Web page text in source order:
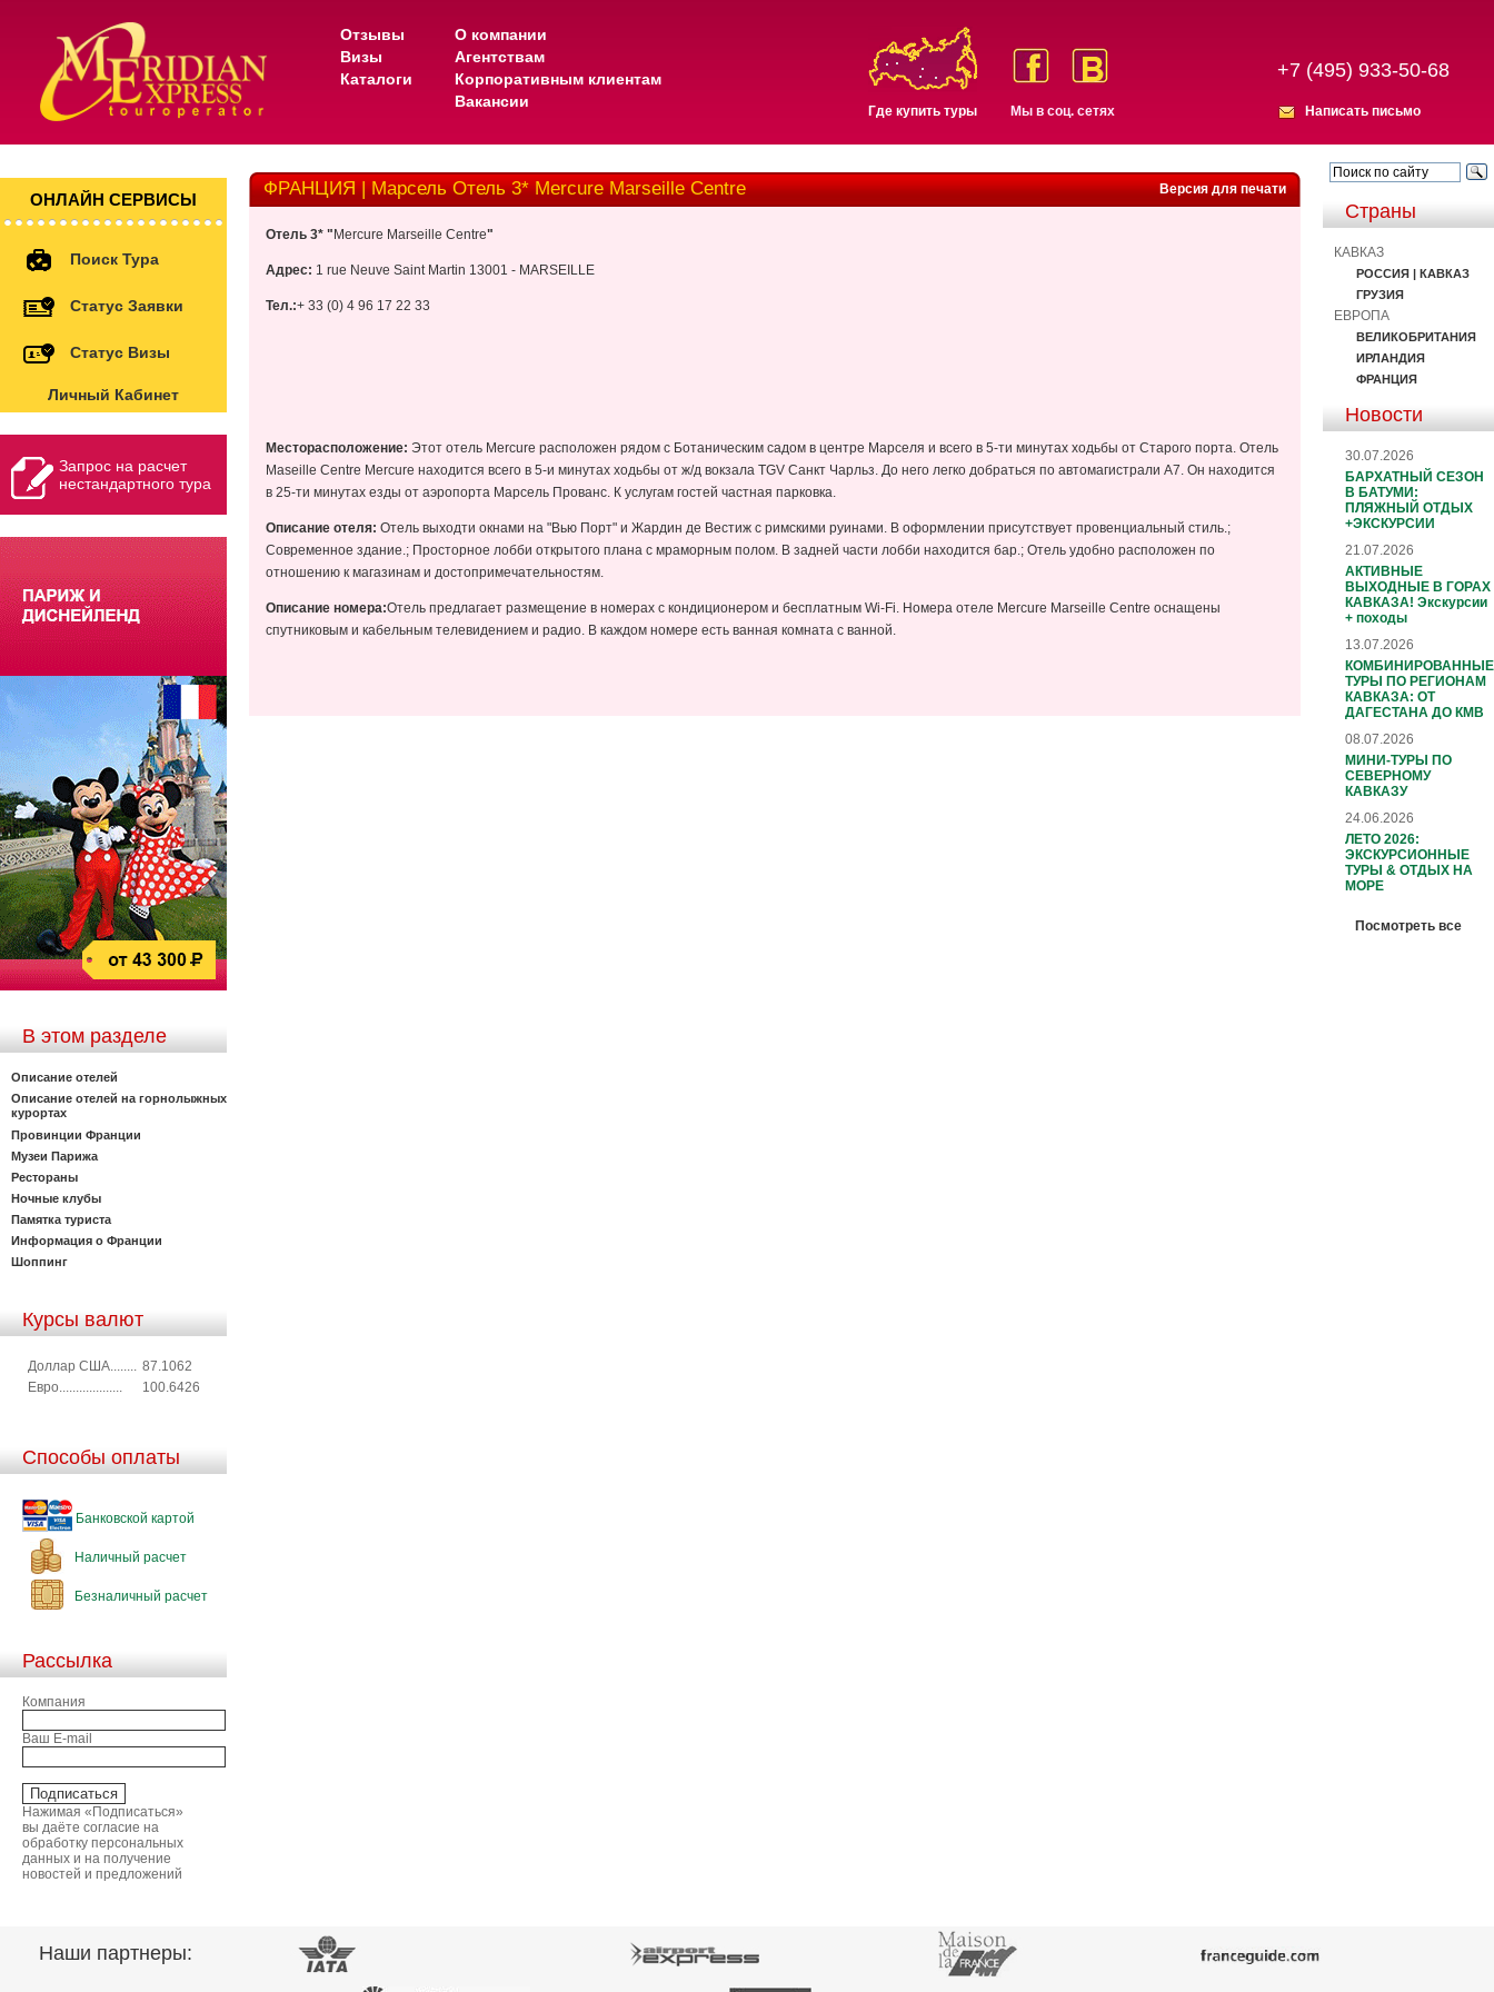
Отзывы
Визы
Каталоги
О компании
Агентствам
Корпоративным клиентам
Вакансии
Где купить туры Мы в соц. сетях
+7 (495) 933-50-68
Написать письмо
ОНЛАЙН СЕРВИСЫ
Поиск Тура
Статус Заявки
Статус Визы
Личный Кабинет
Запрос на расчет
нестандартного тура
В этом разделе
Описание отелей
Описание отелей на горнолыжных
курортах
Провинции Франции
Музеи Парижа
Рестораны
Ночные клубы
Памятка туриста
Информация о Франции
Шоппинг
Курсы валют
Доллар США........ 87.1062
Евро...................
100.6426
Способы оплаты
Банковской картой
Наличный расчет
Безналичный расчет
Рассылка
Компания
Ваш E-mail
Нажимая «Подписаться»
вы даёте согласие на
обработку персональных
данных и на получение
новостей и предложений
Версия для печати
ФРАНЦИЯ | Марсель Отель 3* Mercure Marseille Centre
Отель 3* " Mercure Marseille Centre"
Адрес: 1 rue Neuve Saint Martin 13001 - MARSEILLE
Тел.:+ 33 (0) 4 96 17 22 33
Месторасположение: Этот отель Mercure расположен рядом с Ботаническим садом в центре Марселя и всего в 5-ти минутах ходьбы от Старого порта. Отель
Maseille Centre Mercure находится всего в 5-и минутах ходьбы от ж/д вокзала TGV Санкт Чарльз. До него легко добраться по автомагистрали A7. Он находится
в 25-ти минутах езды от аэропорта Марсель Прованс. К услугам гостей частная парковка.
Описание отеля: Отель выходти окнами на "Вью Порт" и Жардин де Вестиж с римскими руинами. В оформлении присутствует провенциальный стиль.;
Современное здание.; Просторное лобби открытого плана с мраморным полом. В задней части лобби находится бар.; Отель удобно расположен по
отношению к магазинам и достопримечательностям.
Описание номера:Отель предлагает размещение в номерах с кондиционером и бесплатным Wi-Fi. Номера отеле Mercure Marseille Centre оснащены
спутниковым и кабельным телевидением и радио. В каждом номере есть ванная комната с ванной.
Страны
КАВКАЗ
РОССИЯ | КАВКАЗ
ГРУЗИЯ
ЕВРОПА
ВЕЛИКОБРИТАНИЯ
ИРЛАНДИЯ
ФРАНЦИЯ
Новости
30.07.2026
БАРХАТНЫЙ СЕЗОН
В БАТУМИ:
ПЛЯЖНЫЙ ОТДЫХ
+ЭКСКУРСИИ
21.07.2026
АКТИВНЫЕ
ВЫХОДНЫЕ В ГОРАХ
КАВКАЗА! Экскурсии
+ походы
13.07.2026
КОМБИНИРОВАННЫЕ
ТУРЫ ПО РЕГИОНАМ
КАВКАЗА: ОТ
ДАГЕСТАНА ДО КМВ
08.07.2026
МИНИ-ТУРЫ ПО
СЕВЕРНОМУ
КАВКАЗУ
24.06.2026
ЛЕТО 2026:
ЭКСКУРСИОННЫЕ
ТУРЫ & ОТДЫХ НА
МОРЕ
Посмотреть все
Наши партнеры: